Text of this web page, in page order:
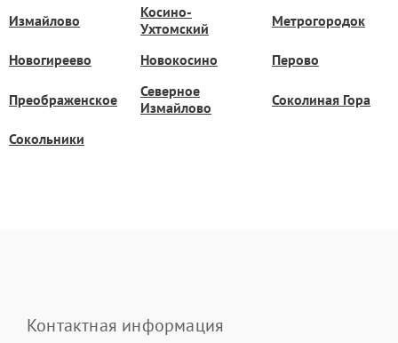
Измайлово
Косино-
Ухтомский
Метрогородок
Новогиреево Новокосино Перово
Преображенское
Северное
Измайлово
Соколиная Гора
Сокольники
Контактная информация